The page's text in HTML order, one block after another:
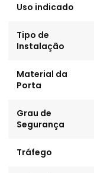
Uso indicado
Tipo de
Instalação
Material da
Porta
Grau de
Segurança
Tráfego